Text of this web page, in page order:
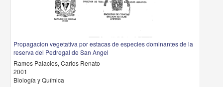
Propagacion vegetativa por estacas de especies dominantes de la
reserva del Pedregal de San Angel
Ramos Palacios, Carlos Renato
2001
Biología y Química